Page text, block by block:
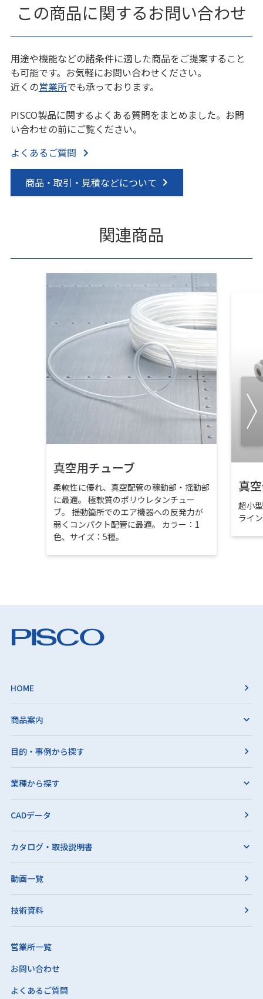
この商品に関するお問い合わせ
用途や機能などの諸条件に適した商品をご提案すること
も可能です。お気軽にお問い合わせください。
近くの営業所でも承っております。
PISCO製品に関するよくある質問をまとめました。お問
い合わせの前にご覧ください。
よくあるご質問
商品・取引・見積などについて
関連商品
真空用チューブ
柔軟性に優れ、真空配管の稼動部・揺動部
に最適。 極軟質のポリウレタンチュー
ブ。 揺動箇所でのエア機器への反発力が
弱くコンパクト配管に最適。 カラー：1
色、サイズ：5種。
真
超小
ライ
HOME
商品案内
目的・事例から探す
業種から探す
CADデータ
カタログ・取扱説明書
動画一覧
技術資料
営業所一覧
お問い合わせ
よくあるご質問